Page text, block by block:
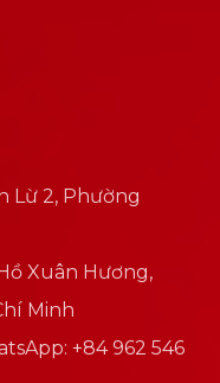
Lừ 2, Phường
Xuân Hương,
Minh
+84 962 546